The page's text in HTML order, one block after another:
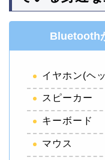
Bluetooth
イヤホン(ヘ
スピーカー
キーボード
マウス